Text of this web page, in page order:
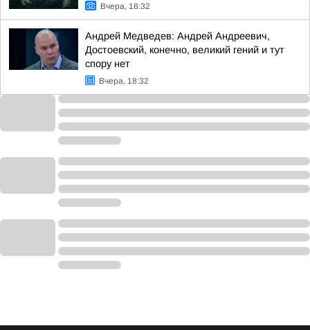
Вчера, 18:32
Андрей Медведев: Андрей Андреевич,
Достоевский, конечно, великий гений и тут
спору нет
Вчера, 18:32